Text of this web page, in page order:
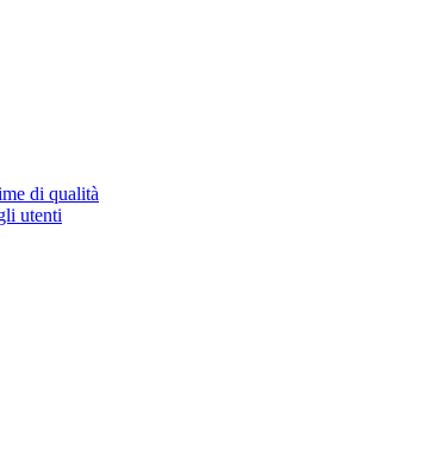
di qualità
utenti